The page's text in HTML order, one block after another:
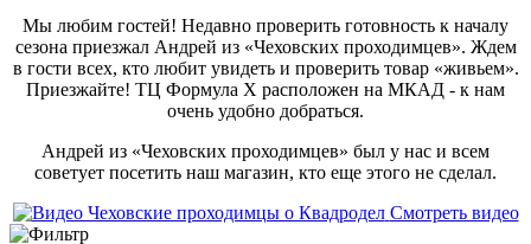
Мы любим гостей! Недавно проверить готовность к началу
сезона приезжал Андрей из «Чеховских проходимцев». Ждем
в гости всех, кто любит увидеть и проверить товар «живьем».
Приезжайте! ТЦ Формула Х расположен на МКАД - к нам
очень удобно добраться.
Андрей из «Чеховских проходимцев» был у нас и всем
советует посетить наш магазин, кто еще этого не сделал.
Смотреть видео